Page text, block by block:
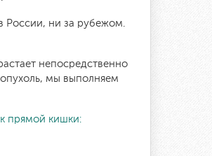
России, ни за рубежом.
непосредственно
мы выполняем
прямой кишки: